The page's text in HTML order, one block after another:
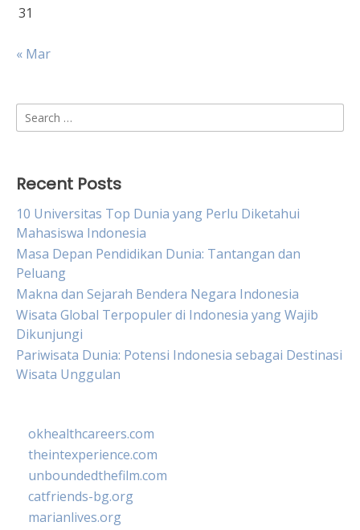
31
« Mar
Search
for:
Recent Posts
10 Universitas Top Dunia yang Perlu Diketahui
Mahasiswa Indonesia
Masa Depan Pendidikan Dunia: Tantangan dan
Peluang
Makna dan Sejarah Bendera Negara Indonesia
Wisata Global Terpopuler di Indonesia yang Wajib
Dikunjungi
Pariwisata Dunia: Potensi Indonesia sebagai Destinasi
Wisata Unggulan
okhealthcareers.com
theintexperience.com
unboundedthefilm.com
catfriends-bg.org
marianlives.org